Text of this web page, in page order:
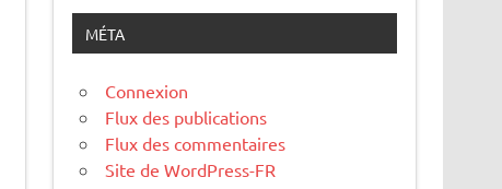
MÉTA
Connexion
Flux des publications
Flux des commentaires
Site de WordPress-FR